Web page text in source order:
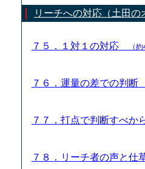
リーチへの対応（土田の
７５．１対１の対応 （
７６．運量の差での判断
７７．打点で判断すべか
７８．リーチ者の声と仕